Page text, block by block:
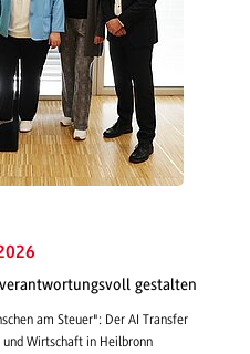
gestalten
am Steuer": Der AI Transfer
und Wirtschaft in Heilbronn